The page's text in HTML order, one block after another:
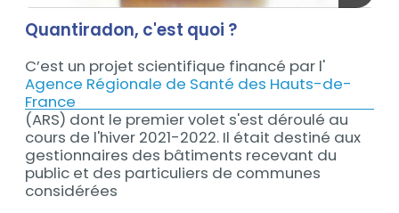
Quantiradon, c'est quoi ?
C’est un projet scientifique financé par l'
Agence Régionale de Santé des Hauts-de-
France
(ARS) dont le premier volet s'est déroulé au
cours de l'hiver 2021-2022. Il était destiné aux
gestionnaires des bâtiments recevant du
public et des particuliers de communes
considérées